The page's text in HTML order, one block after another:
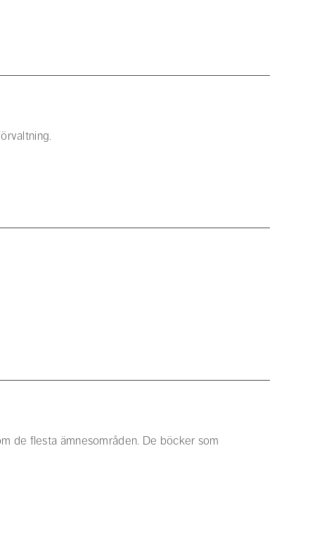
de flesta ämnesområden. De böcker som